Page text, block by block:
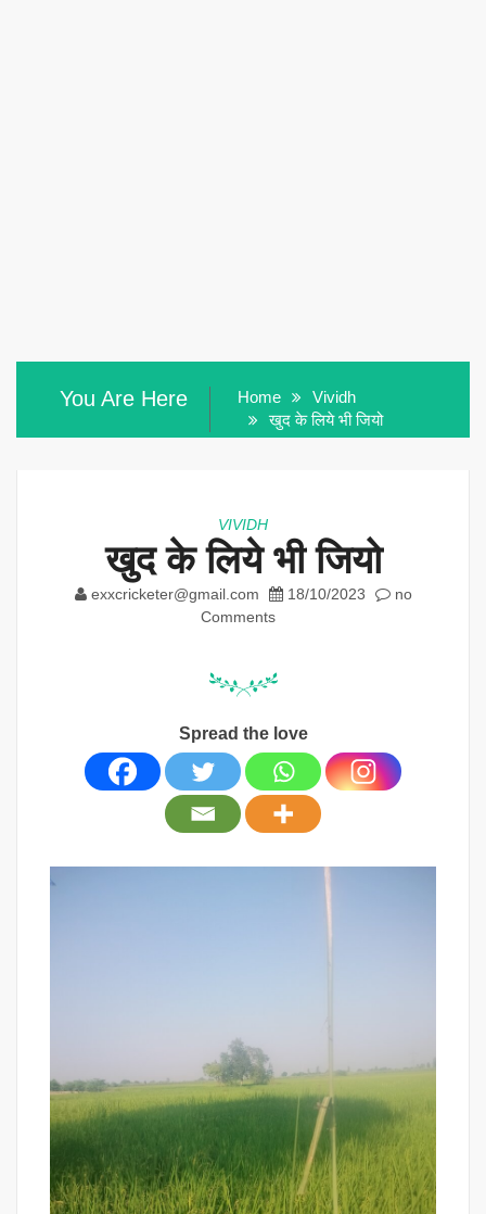
You Are Here Home
Vividh
खुद के लिये भी जियो
VIVIDH
खुद के लिये भी जियो
exxcricketer@gmail.com 18/10/2023
no
Comments
Spread the love